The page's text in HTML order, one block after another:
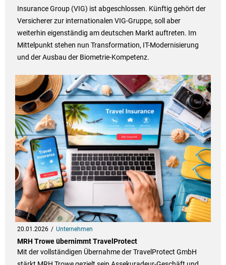
Insurance Group (VIG) ist abgeschlossen. Künftig gehört der
Versicherer zur internationalen VIG-Gruppe, soll aber
weiterhin eigenständig am deutschen Markt auftreten. Im
Mittelpunkt stehen nun Transformation, IT-Modernisierung
und der Ausbau der Biometrie-Kompetenz.
20.01.2026 Unternehmen
MRH Trowe übernimmt TravelProtect
Mit der vollständigen Übernahme der TravelProtect GmbH